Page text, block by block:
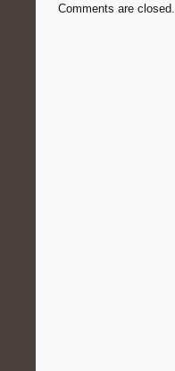
Comments are closed.